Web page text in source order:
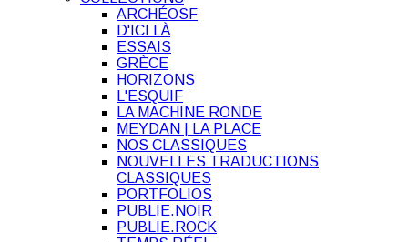
ARCHÉOSF
D'ICI LÀ
ESSAIS
GRÈCE
HORIZONS
L'ESQUIF
LA MACHINE RONDE
MEYDAN | LA PLACE
NOS CLASSIQUES
NOUVELLES TRADUCTIONS
CLASSIQUES
PORTFOLIOS
PUBLIE.NOIR
PUBLIE.ROCK